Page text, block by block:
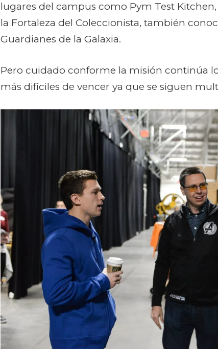
lugares del campus como Pym Test
la Fortaleza del Coleccionista, también
Guardianes de la Galaxia.
Pero cuidado conforme la misión continúa
más difíciles de vencer ya que se siguen